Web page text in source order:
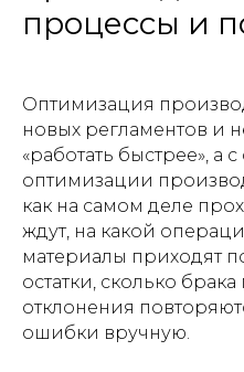
процессы и
Оптимизация
новых регламентов и
«работать быстрее», а
оптимизации
как на самом деле
ждут, на какой
материалы приходят
остатки, сколько
отклонения
ошибки вручную.